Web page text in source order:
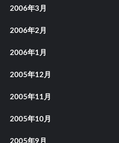
2006年3月
2006年2月
2006年1月
2005年12月
2005年11月
2005年10月
2005年9月